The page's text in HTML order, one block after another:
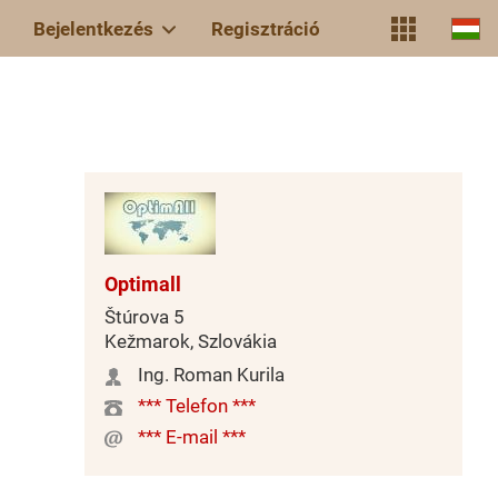
Bejelentkezés Regisztráció
Optimall
Štúrova 5
Kežmarok, Szlovákia
Ing. Roman Kurila
*** Telefon ***
*** E-mail ***